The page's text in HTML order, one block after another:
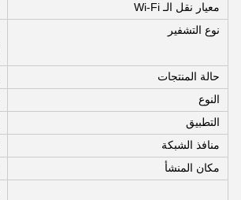
معيار نقل الـ Wi-Fi
نوع التشفير
حالة المنتجات
النوع
التطبيق
منافذ الشبكة
مكان المنشأ